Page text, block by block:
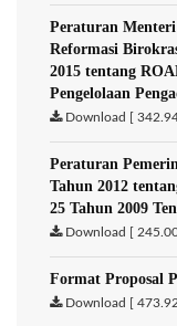
Peraturan
Reformasi
2015 tentang
Pengelolaan
Download [
Peraturan
Tahun 2012
25 Tahun 2009
Download [
Format Proposal
Download [